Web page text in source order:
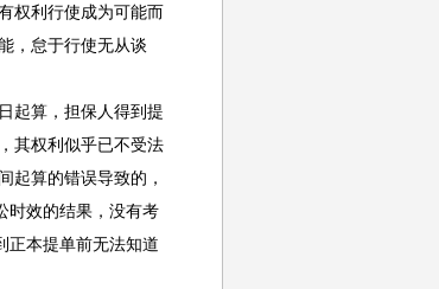
权利行使成为可能而
，怠于行使无从谈
起算，担保人得到提
其权利似乎已不受法
起算的错误导致的，
时效的结果，没有考
正本提单前无法知道